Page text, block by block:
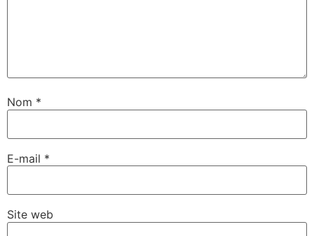
Nom *
E-mail *
Site web